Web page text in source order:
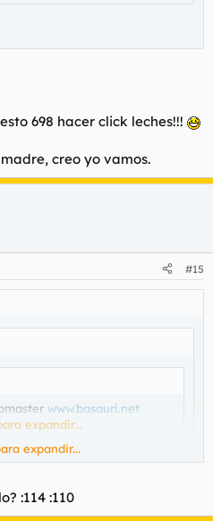
698 hacer click leches!!!
creo yo vamos.
#15
www.basauri.net
expandir...
expandir...
:114 :110